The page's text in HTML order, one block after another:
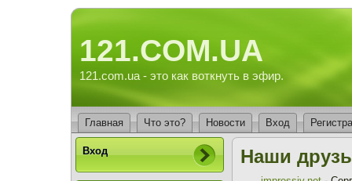
121.COM.UA
121.com.ua - это как воткнуть в эфир.
Главная Что это? Новости Вход
Вход Наши